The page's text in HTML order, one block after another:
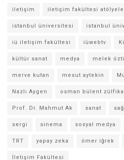
iletişim iletişim fakültesi
istanbul üniversitesi istanbul
iü iletişim fakültesi iüwebtv
kültür sanat medya melek
merve kutan mesut aytekin
Nazlı Aygen osman bülent
Prof. Dr. Mahmut Ak sanat
sergi sinema sosyal medya
TRT yapay zeka ömer iğrek
İletişim Fakültesi